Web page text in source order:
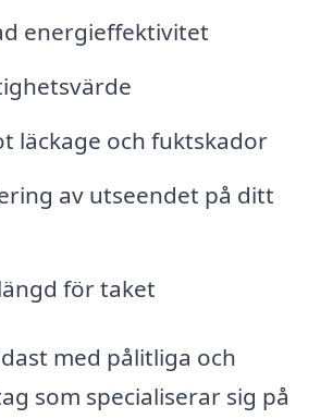
energieffektivitet
läckage och fuktskador
av utseendet på ditt
för taket
med pålitliga och
som specialiserar sig på